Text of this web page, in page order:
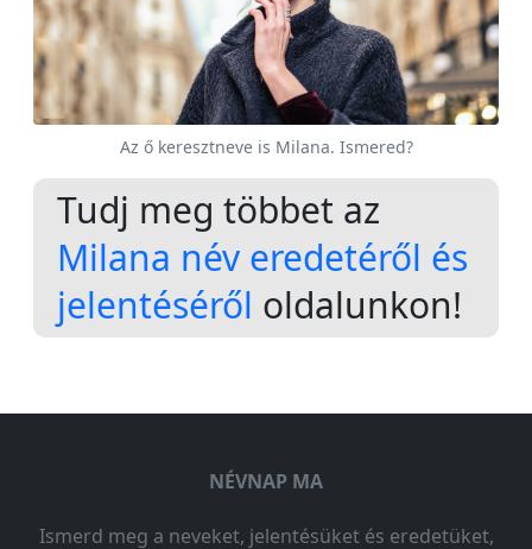
Az ő keresztneve is Milana. Ismered?
Tudj meg többet az
Milana név eredetéről és
jelentéséről oldalunkon!
NÉVNAP MA
Ismerd meg a neveket, jelentésüket és eredetüket,